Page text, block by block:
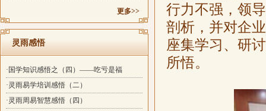
更多>>
灵雨感悟
·国学知识感悟之（四）——吃亏是福
·灵雨易学培训感悟（二）
·灵雨周易智慧感悟（四）
行力不强，领
剖析， 并对企
座集学习、研
所悟。